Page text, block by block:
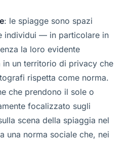
: le spiagge sono spazi
individui — in particolare in
la loro evidente
in un territorio di privacy che
rispetta come norma.
che prendono il sole o
focalizzato sugli
scena della spiaggia nel
una norma sociale che, nei